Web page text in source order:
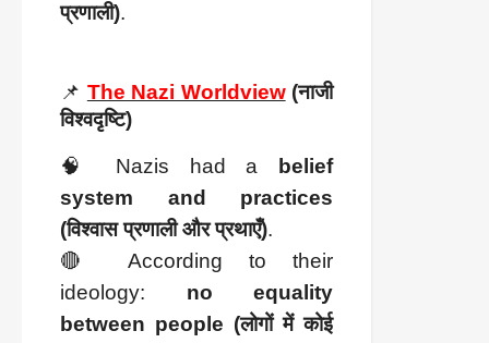
प्रणाली).
📌 The Nazi Worldview(नाजी
विश्वदृष्टि)
🧠 Nazis had a
belief
system and practices
(विश्वास प्रणाली और प्रथाएँ).
🔴 According to their
ideology: no equality
between people (लोगों में कोई